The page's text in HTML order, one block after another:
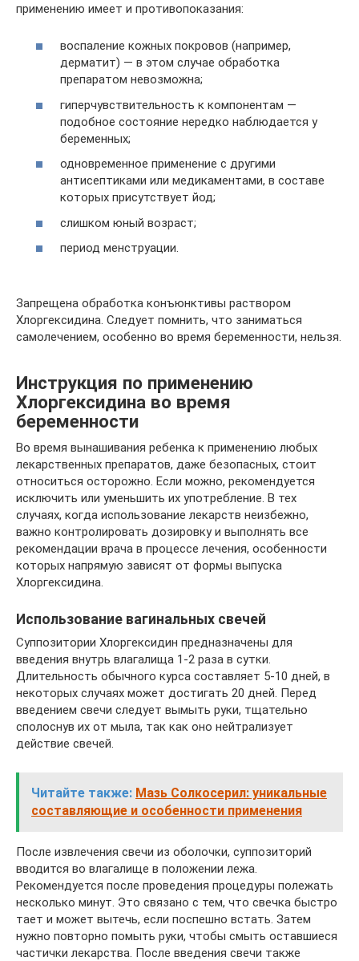
применению имеет и противопоказания:
воспаление кожных покровов (например,
дерматит) — в этом случае обработка
препаратом невозможна;
гиперчувствительность к компонентам —
подобное состояние нередко наблюдается у
беременных;
одновременное применение с другими
антисептиками или медикаментами, в составе
которых присутствует йод;
слишком юный возраст;
период менструации.
Запрещена обработка конъюнктивы раствором
Хлоргексидина. Следует помнить, что заниматься
самолечением, особенно во время беременности, нельзя.
Инструкция по применению
Хлоргексидина во время
беременности
Во время вынашивания ребенка к применению любых
лекарственных препаратов, даже безопасных, стоит
относиться осторожно. Если можно, рекомендуется
исключить или уменьшить их употребление. В тех
случаях, когда использование лекарств неизбежно,
важно контролировать дозировку и выполнять все
рекомендации врача в процессе лечения, особенности
которых напрямую зависят от формы выпуска
Хлоргексидина.
Использование вагинальных свечей
Суппозитории Хлоргексидин предназначены для
введения внутрь влагалища 1-2 раза в сутки.
Длительность обычного курса составляет 5-10 дней, в
некоторых случаях может достигать 20 дней. Перед
введением свечи следует вымыть руки, тщательно
сполоснув их от мыла, так как оно нейтрализует
действие свечей.
Читайте также: Мазь Солкосерил: уникальные
составляющие и особенности применения
После извлечения свечи из оболочки, суппозиторий
вводится во влагалище в положении лежа.
Рекомендуется после проведения процедуры полежать
несколько минут. Это связано с тем, что свечка быстро
тает и может вытечь, если поспешно встать. Затем
нужно повторно помыть руки, чтобы смыть оставшиеся
частички лекарства. После введения свечи также